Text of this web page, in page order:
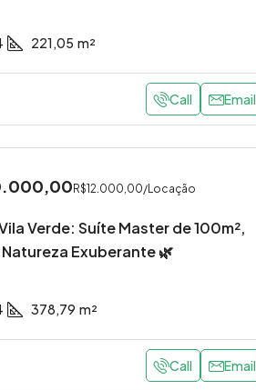
221,05 m²
Call Email
R$12.000,00/Locação
Verde: Suíte Master de 100m²,
Exuberante 🌿
378,79 m²
Call Email